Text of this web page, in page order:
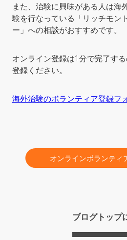
また、治験に興味がある人は海
験を行なっている「リッチモン
ー」への相談がおすすめです。
オンライン登録は1分で完了す
登録ください。
海外治験のボランティア登録フ
オンラインボランティ
ブログトップ